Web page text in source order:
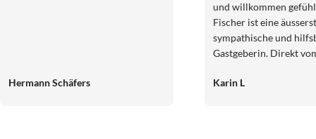
Hermann Schäfers
und willkommen
Fischer ist eine äusserst
sympathische und
Gastgeberin. Direkt
Kapseln oder Arnis zu
Karin L